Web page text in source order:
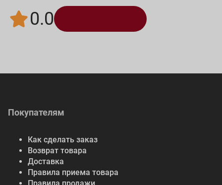
0.0
Покупателям
Как сделать заказ
Возврат товара
Доставка
Правила приема товара